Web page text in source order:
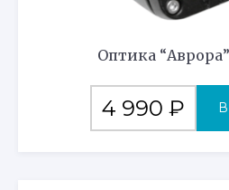
Оптика “Аврора”
4 990 ₽